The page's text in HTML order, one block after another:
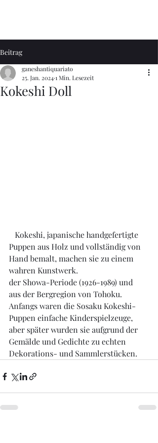
Beitrag
Kokeshi Doll
ganeshantiquariato
25. Jan. 20241 Min. Lesezeit
Puppen aus Holz und vollständig von
Hand bemalt, machen sie zu einem
wahren Kunstwerk.
der Showa-Periode (1926-1989) und
aus der Bergregion von Tohoku.
Anfangs waren die Sosaku Kokeshi-
Puppen einfache Kinderspielzeuge,
aber später wurden sie aufgrund der
Gemälde und Gedichte zu echten
Dekorations- und Sammlerstücken.